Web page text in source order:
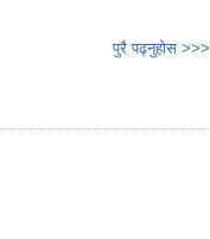
पुरै पढ्नुहोस >>>